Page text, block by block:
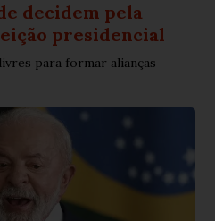
decidem pela
presidencial
para formar alianças